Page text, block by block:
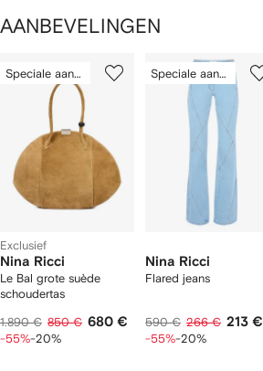
AANBEVELINGEN
van
Speciale aanbieding
Exclusief
Nina Ricci
Le Bal grote suède
schoudertas
1.890 € 850 € 680 €
-55%-20%
van
Speciale aanbieding
Nina Ricci
Flared jeans
590 € 266 € 213 €
-55%-20%